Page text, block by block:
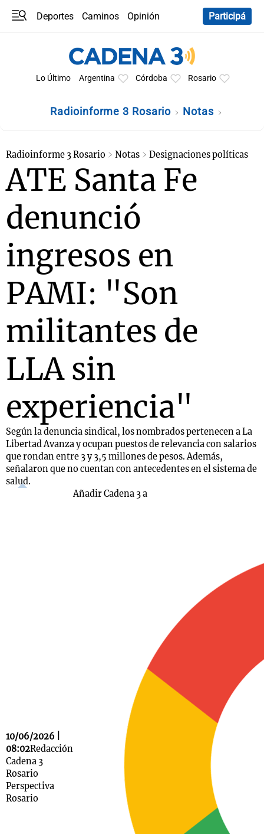
Deportes Caminos
Opinión
Participá
Lo Último Argentina Córdoba Rosario
Radioinforme 3 Rosario Notas
Radioinforme 3 Rosario Notas Designaciones políticas
ATE Santa Fe
denunció
ingresos en
PAMI: "Son
militantes de
LLA sin
experiencia"
Según la denuncia sindical, los nombrados pertenecen a La
Libertad Avanza y ocupan puestos de relevancia con salarios
que rondan entre 3 y 3,5 millones de pesos. Además,
señalaron que no cuentan con antecedentes en el sistema de
salud.
10/06/2026 |
08:02Redacción
Cadena 3
Rosario
Perspectiva
Rosario
Añadir Cadena 3 a
La Sole en
Cadena 3